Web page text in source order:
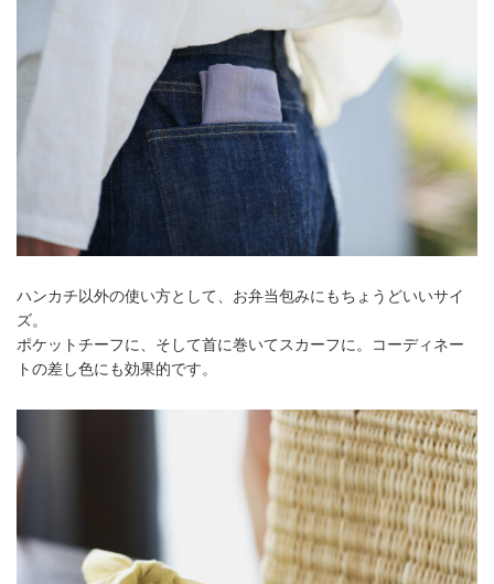
ハンカチ以外の使い方として、お弁当包みにもちょうどいいサイ
ズ。
ポケットチーフに、そして首に巻いてスカーフに。コーディネー
トの差し色にも効果的です。